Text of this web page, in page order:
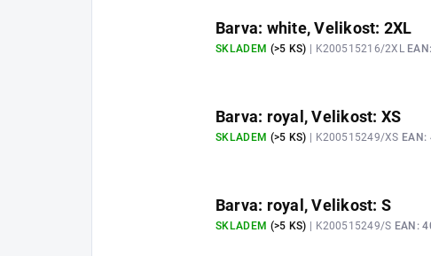
Barva: white, Velikost: 2XL
SKLADEM (>5 KS) | K200515216/2XL EAN:
Barva: royal, Velikost: XS
SKLADEM (>5 KS) | K200515249/XS EAN:
Barva: royal, Velikost: S
SKLADEM (>5 KS) | K200515249/S EAN: